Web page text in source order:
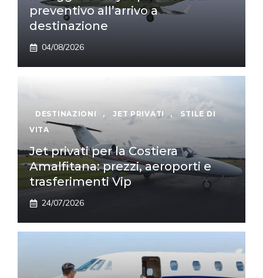
preventivo all’arrivo a
destinazione
04/08/2026
DESTINAZIONI , JET PRIVATI ,
STILE DI
VITA
Jet privati per la Costiera
Amalfitana: prezzi, aeroporti e
trasferimenti Vip
24/07/2026